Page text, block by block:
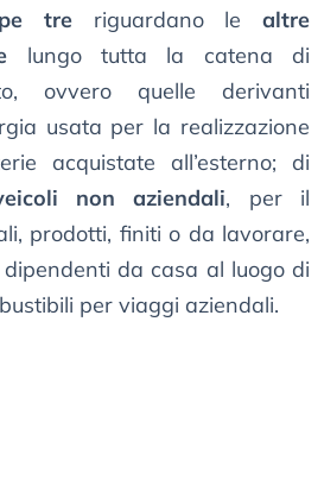
tre riguardano lealtre
lungo tutta la catena di
ovvero quelle derivanti
usata per la realizzazione
acquistate all’esterno; di
non aziendali, per il
prodotti, finiti o da lavorare,
da casa al luogo di
per viaggi aziendali.